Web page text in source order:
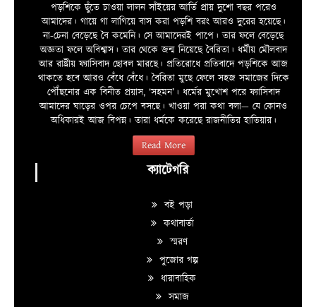
পড়শিকে ছুঁতে চাওয়া লালন সাঁইয়ের আর্তি প্রায় দুশো বছর পরেও
আমাদের। গায়ে গা লাগিয়ে বাস করা পড়শি বরং আরও দুরের হয়েছে।
না-চেনা বেড়েছে বৈ কমেনি। সে আমাদেরই পাপে। তার ফলে বেড়েছে
অজ্ঞতা ফলে অবিশ্বাস। তার থেকে জন্ম নিয়েছে বৈরিতা। ধর্মীয় মৌলবাদ
আর রাষ্ট্রীয় ফ্যাসিবাদ ছোবল মারছে। প্রতিরোধে প্রতিবাদে পড়শিকে আজ
থাকতে হবে আরও বেঁধে বেঁধে। বৈরিতা মুছে ফেলে সহজ সমাজের দিকে
পৌঁছনোর এক বিনীত প্রয়াস, ‘সহমন’। ধর্মের মুখোশ পরে ফ্যাসিবাদ
আমাদের ঘাড়ের ওপর চেপে বসছে। খাওয়া পরা কথা বলা—­­ যে কোনও
অধিকারই আজ বিপন্ন। তারা ধর্মকে করেছে রাজনীতির হাতিয়ার।
Read More
ক্যাটেগরি
বই পড়া
কথাবার্তা
স্মরণ
পুজোর গল্প
ধারাবাহিক
সমাজ